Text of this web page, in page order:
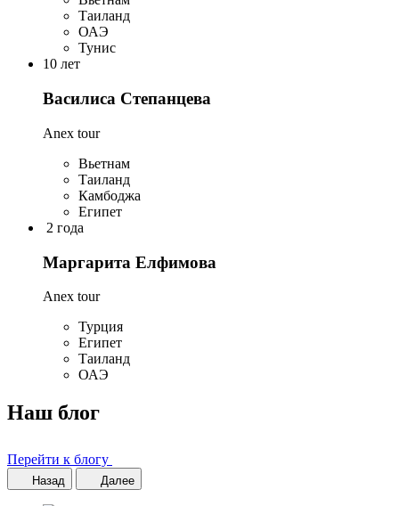
Таиланд
ОАЭ
Тунис
10 лет
Василиса Степанцева
Anex tour
Вьетнам
Таиланд
Камбоджа
Египет
2 года
Маргарита Елфимова
Anex tour
Турция
Египет
Таиланд
ОАЭ
Наш блог
Перейти к блогу
Назад Далее